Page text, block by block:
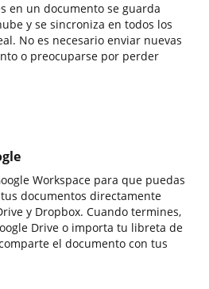
en un documento se guarda
y se sincroniza en todos los
No es necesario enviar nuevas
o preocuparse por perder
Workspace para que puedas
documentos directamente
y Dropbox. Cuando termines,
Drive o importa tu libreta de
el documento con tus